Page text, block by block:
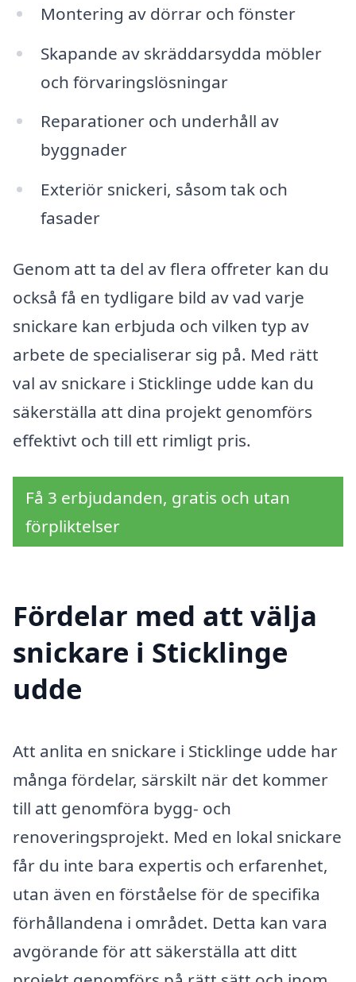
Montering av dörrar och fönster
Skapande av skräddarsydda möbler
och förvaringslösningar
Reparationer och underhåll av
byggnader
Exteriör snickeri, såsom tak och
fasader
Genom att ta del av flera offreter kan du
också få en tydligare bild av vad varje
snickare kan erbjuda och vilken typ av
arbete de specialiserar sig på. Med rätt
val av snickare i Sticklinge udde kan du
säkerställa att dina projekt genomförs
effektivt och till ett rimligt pris.
Få 3 erbjudanden, gratis och utan
förpliktelser
Fördelar med att välja
snickare i Sticklinge
udde
Att anlita en snickare i Sticklinge udde har
många fördelar, särskilt när det kommer
till att genomföra bygg- och
renoveringsprojekt. Med en lokal snickare
får du inte bara expertis och erfarenhet,
utan även en förståelse för de specifika
förhållandena i området. Detta kan vara
avgörande för att säkerställa att ditt